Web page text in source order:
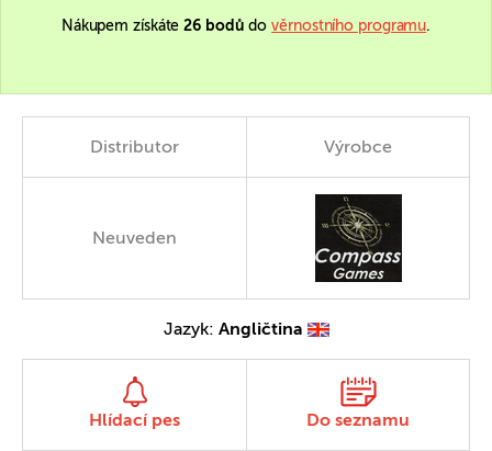
Nákupem získáte26 bodů dověrnostního programu.
Distributor Výrobce
Neuveden
Jazyk: Angličtina
Hlídací pes Do seznamu